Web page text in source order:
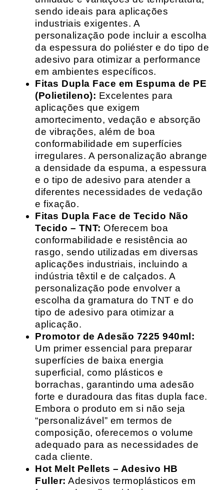
sendo ideais para aplicações
industriais exigentes. A
personalização pode incluir a escolha
da espessura do poliéster e do tipo de
adesivo para otimizar a performance
em ambientes específicos.
Fitas Dupla Face em Espuma de PE
(Polietileno): Excelentes para
aplicações que exigem
amortecimento, vedação e absorção
de vibrações, além de boa
conformabilidade em superfícies
irregulares. A personalização abrange
a densidade da espuma, a espessura
e o tipo de adesivo para atender a
diferentes necessidades de vedação
e fixação.
Fitas Dupla Face de Tecido Não
Tecido – TNT: Oferecem boa
conformabilidade e resistência ao
rasgo, sendo utilizadas em diversas
aplicações industriais, incluindo a
indústria têxtil e de calçados. A
personalização pode envolver a
escolha da gramatura do TNT e do
tipo de adesivo para otimizar a
aplicação.
Promotor de Adesão 7225 940ml:
Um primer essencial para preparar
superfícies de baixa energia
superficial, como plásticos e
borrachas, garantindo uma adesão
forte e duradoura das fitas dupla face.
Embora o produto em si não seja
“personalizável” em termos de
composição, oferecemos o volume
adequado para as necessidades de
cada cliente.
Hot Melt Pellets – Adesivo HB
Fuller: Adesivos termoplásticos em